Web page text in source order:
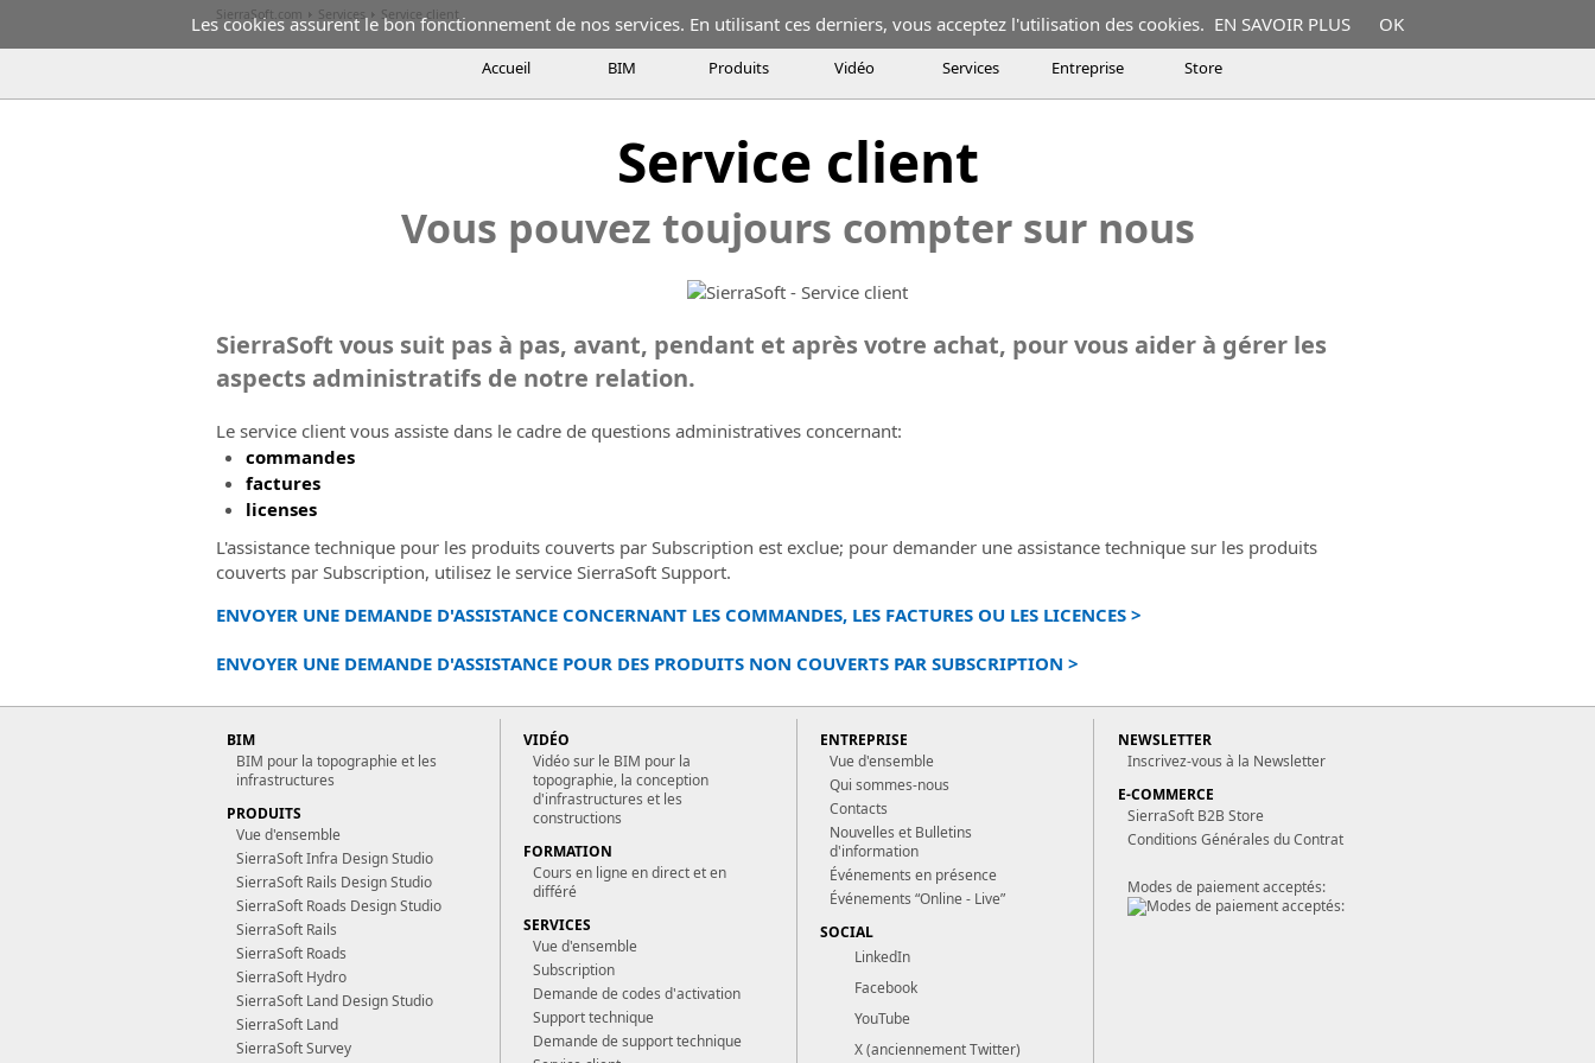
SierraSoft.com Services Service client
Accueil BIM Produits Vidéo Services Entreprise Store
SierraSoft vous suit pas à pas, avant, pendant et après votre achat, pour vous aider à gérer les aspects administratifs
Service client
Vous pouvez toujours compter sur nous
SierraSoft vous suit pas à pas, avant, pendant et après votre achat, pour vous aider à gérer les
aspects administratifs de notre relation.
Le service client vous assiste dans le cadre de questions administratives concernant:
commandes
factures
licenses
L'assistance technique pour les produits couverts par Subscription est exclue; pour demander une assistance technique sur les produits
couverts par Subscription, utilisez le service SierraSoft Support.
ENVOYER UNE DEMANDE D'ASSISTANCE CONCERNANT LES COMMANDES, LES FACTURES OU LES LICENCES >
ENVOYER UNE DEMANDE D'ASSISTANCE POUR DES PRODUITS NON COUVERTS PAR SUBSCRIPTION >
BIM
BIM pour la topographie et les
infrastructures
PRODUITS
Vue d'ensemble
SierraSoft Infra Design Studio
SierraSoft Rails Design Studio
SierraSoft Roads Design Studio
SierraSoft Rails
SierraSoft Roads
SierraSoft Hydro
SierraSoft Land Design Studio
SierraSoft Land
SierraSoft Survey
VIDÉO
Vidéo sur le BIM pour la
topographie, la conception
d'infrastructures et les
constructions
FORMATION
Cours en ligne en direct et en
différé
SERVICES
Vue d'ensemble
Subscription
Demande de codes d'activation
Support technique
Demande de support technique
ENTREPRISE
Vue d'ensemble
Qui sommes-nous
Contacts
Nouvelles et Bulletins
d'information
Événements en présence
Événements “Online - Live”
SOCIAL
LinkedIn
Facebook
YouTube
X (anciennement Twitter)
NEWSLETTER
Inscrivez-vous à la Newsletter
E-COMMERCE
SierraSoft B2B Store
Conditions Générales du Contrat
Modes de paiement acceptés:
Les cookies assurent le bon fonctionnement de nos services. En utilisant ces derniers, vous acceptez l'utilisation des cookies. EN SAVOIR PLUS OK